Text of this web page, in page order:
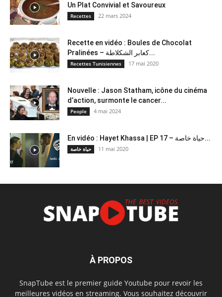
Un Plat Convivial et Savoureux
Recettes 22 mars 2024
Recette en vidéo : Boules de Chocolat
Pralinées – كعابر الشكلاطة...
Recettes Tunisiennes 17 mai 2020
Nouvelle : Jason Statham, icône du cinéma
d’action, surmonte le cancer...
People 4 mai 2024
En vidéo : Hayet Khassa | EP 17 – حياة خاصة...
حياة خاصة 11 mai 2020
À PROPOS
SnapTube est le premier guide Youtube pour revoir les
meilleures vidéos en streaming. Vous souhaitez découvrir